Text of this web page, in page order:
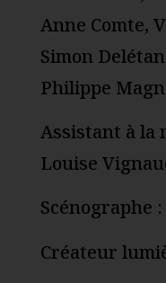
Anne Comte,
Simon
Philippe
Assistant à la
Louise
Scénographe
Créateur